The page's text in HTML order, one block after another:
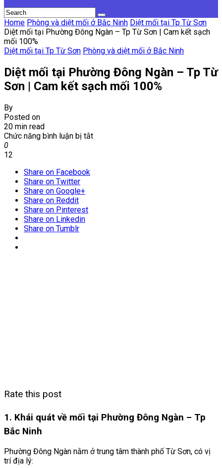
Home Phòng và diệt mối ở Bắc Ninh Diệt mối tại Tp Từ Sơn
Diệt mối tại Phường Đông Ngàn – Tp Từ Sơn | Cam kết sạch
mối 100%
Diệt mối tại Tp Từ Sơn Phòng và diệt mối ở Bắc Ninh
Diệt mối tại Phường Đông Ngàn – Tp Từ
Sơn | Cam kết sạch mối 100%
By
Posted on
20 min read
Chức năng bình luận bị tắtở
0
12
Share on Facebook
Share on Twitter
Share on Google+
Share on Reddit
Share on Pinterest
Share on Linkedin
Share on Tumblr
Rate this post
1. Khái quát về mối tại Phường Đông Ngàn – Tp
Bắc Ninh
Phường Đông Ngàn nằm ở trung tâm thành phố Từ Sơn, có vị
trí địa lý: